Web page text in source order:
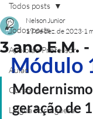
Todos posts
Apoio ao Professor
Aulão
Curso
Língua Portuguesa
Todos posts
3 ano E.M.
Nelson Junior
19 de dez. de 2023 1
Módulo
geração de